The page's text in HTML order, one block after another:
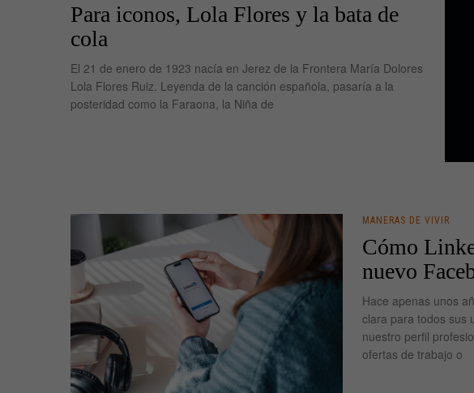
Para iconos, Lola Flores y la bata de
cola
El 21 de enero de 1923 nacía en Jerez de la Frontera María Dolores
Lola Flores Ruiz. Leyenda de la canción española, pasaría a la
posteridad como la Faraona, la Niña de
MANERAS DE VIVIR
Cómo
nuevo
Hace apenas unos
clara para todos sus
nuestro perfil
ofertas de trabajo o